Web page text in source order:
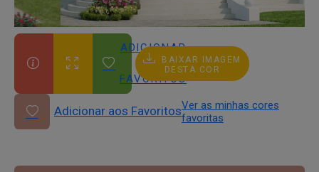
ADICIONAR
AOS
FAVORITOS
BAIXAR IMAGEM
DESTA COR
Adicionar aos FavoritosVer as minhas cores
favoritas